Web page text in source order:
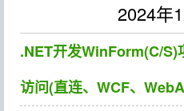
2024年
.NET开发WinForm(C/S)
访问(直连、WCF、